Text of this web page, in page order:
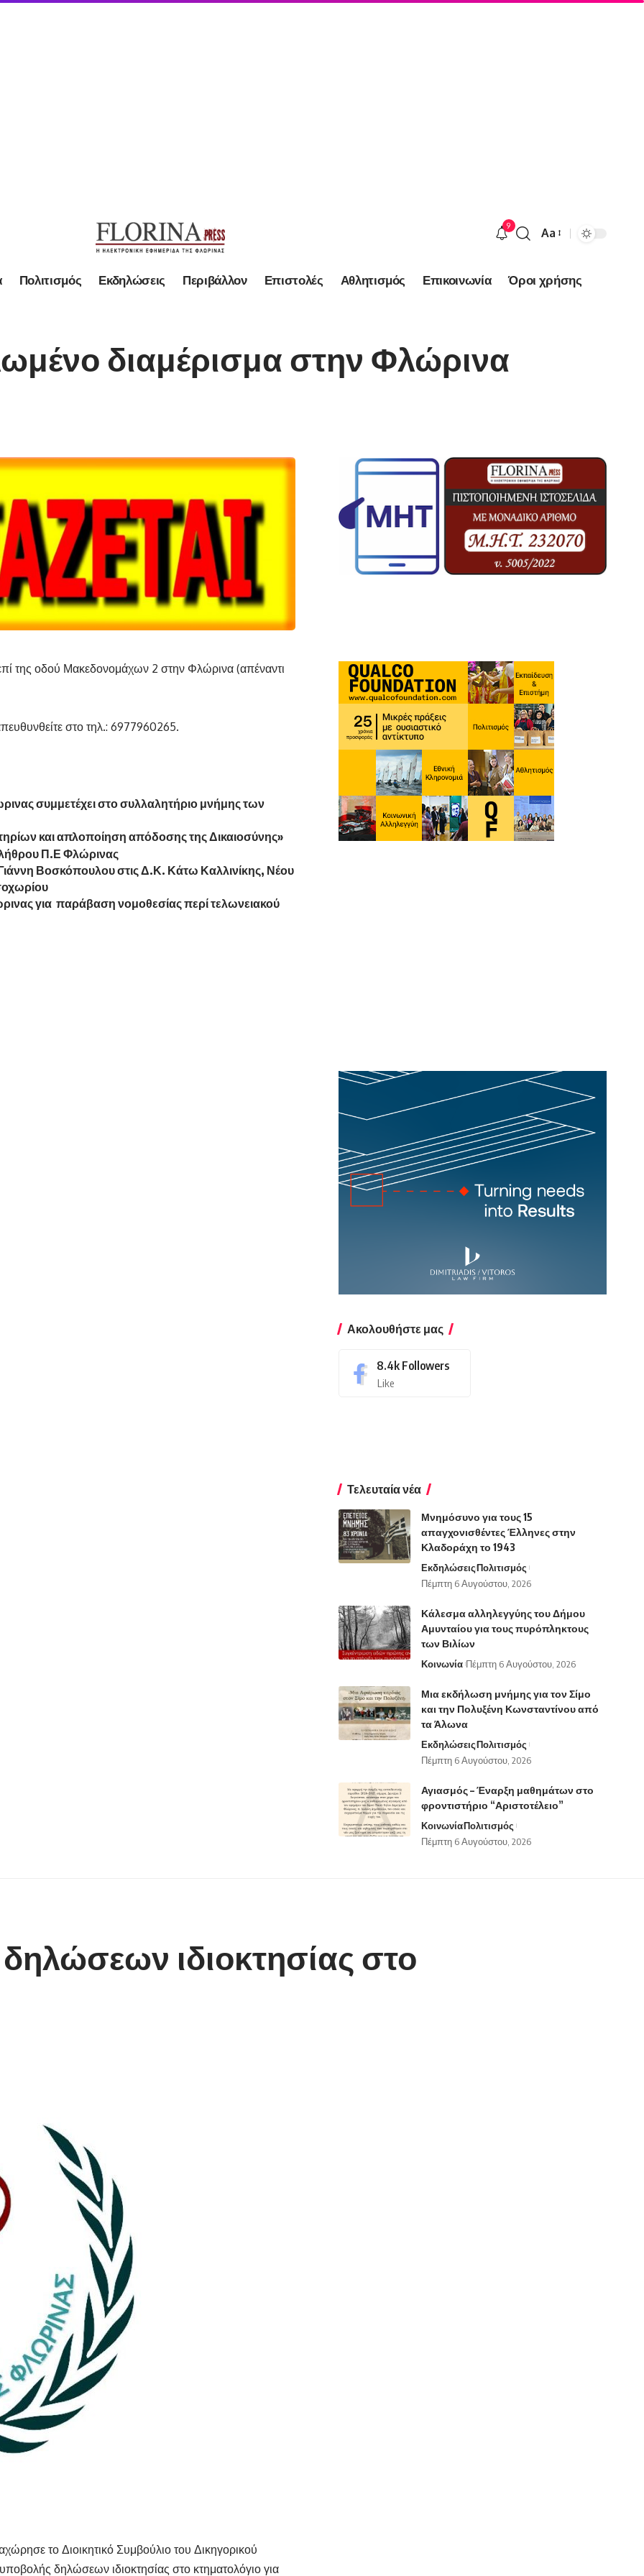
9
Font
Aa
Πολιτισμός Εκδηλώσεις Περιβάλλον Επιστολές Αθλητισμός Επικοινωνία Όροι χρήσης
διαμέρισμα στην Φλώρινα
της οδού Μακεδονομάχων 2 στην Φλώρινα (απέναντι
στο τηλ.: 6977960265.
συμμετέχει στο συλλαλητήριο μνήμης των
και απλοποίηση απόδοσης της Δικαιοσύνης»
Π.Ε Φλώρινας
Βοσκόπουλου στις Δ.Κ. Κάτω Καλλινίκης, Νέου
για παράβαση νομοθεσίας περί τελωνειακού
Ακολουθήστε μας
8.4k Followers
Like
Τελευταία νέα
Μνημόσυνο για τους 15
απαγχονισθέντες Έλληνες στην
Κλαδοράχη το 1943
ΕκδηλώσειςΠολιτισμός
Πέμπτη 6 Αυγούστου, 2026
Κάλεσμα αλληλεγγύης του Δήμου
Αμυνταίου για τους πυρόπληκτους
των Βιλίων
Κοινωνία Πέμπτη 6 Αυγούστου, 2026
Μια εκδήλωση μνήμης για τον Σίμο
και την Πολυξένη Κωνσταντίνου από
τα Άλωνα
ΕκδηλώσειςΠολιτισμός
Πέμπτη 6 Αυγούστου, 2026
Αγιασμός – Έναρξη μαθημάτων στο
φροντιστήριο “Αριστοτέλειο”
ΚοινωνίαΠολιτισμός
Πέμπτη 6 Αυγούστου, 2026
ιδιοκτησίας στο
το Διοικητικό Συμβούλιο του Δικηγορικού
δηλώσεων ιδιοκτησίας στο κτηματολόγιο για